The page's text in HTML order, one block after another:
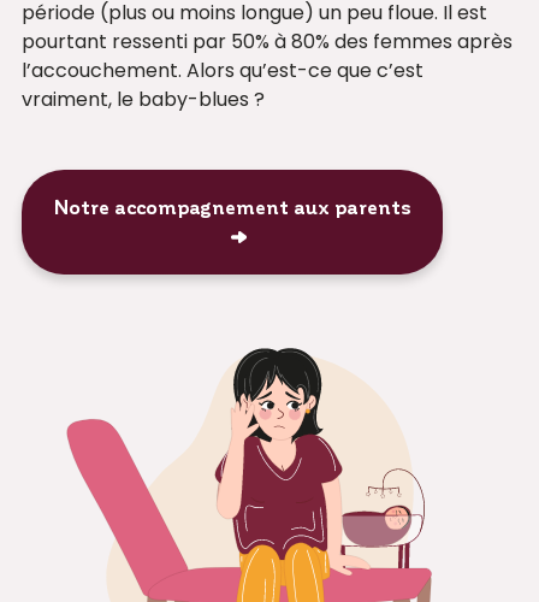
période (plus ou moins longue) un peu floue. Il est
pourtant ressenti par 50% à 80% des femmes après
l’accouchement. Alors qu’est-ce que c’est
vraiment, le baby-blues ?
Notre accompagnement aux parents